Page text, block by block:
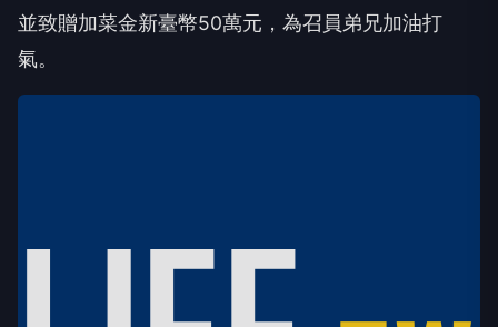
並致贈加菜金新臺幣50萬元，為召員弟兄加油打
氣。